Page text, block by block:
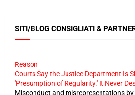
SITI/BLOG CONSIGLIATI &
Reason
Courts Say the Justice Department Is
'Presumption of Regularity.' It Never
Misconduct and misrepresentations